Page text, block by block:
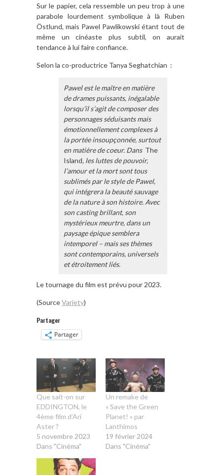
Sur le papier, cela ressemble un peu trop à une
parabole lourdement symbolique à là Ruben
Östlund, mais Pawel Pawlikowski étant tout de
même un cinéaste plus subtil, on aurait
tendance à lui faire confiance.
Selon la co-productrice Tanya Seghatchian :
Pawel est le maître en matière
de drames puissants, inégalable
lorsqu’il s’agit de composer des
personnages séduisants mais
émotionnellement complexes à
la portée insoupçonnée, surtout
en matière de coeur. Dans The
Island, les luttes de pouvoir,
l’amour et la mort sont tous
sublimés par le style de Pawel,
qui intégrera la beauté sauvage
de la nature à son histoire. Avec
son casting brillant, son
mystérieux meurtre, dans un
paysage épique semblera
intemporel – mais ses thèmes
sont contemporains, universels
et étroitement liés.
Le tournage du film est prévu pour 2023.
(SourceVariety)
Partager
Partager
Que sait-on sur
EDDINGTON, le
4ème film d’Ari
Aster ?
5 novembre 2023
Dans "Cinéma"
Un remake de
« Save the Green
Planet! » par
Lanthimos
19 février 2024
Dans "Cinéma"